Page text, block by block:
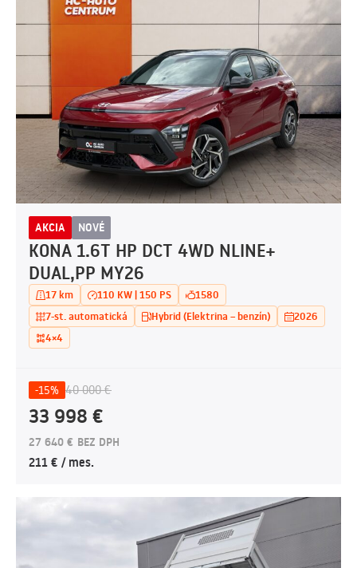
AKCIA NOVÉ
KONA 1.6T HP DCT 4WD NLINE+
DUAL,PP MY26
17 km 110 KW | 150 PS
1580
7-st. automatická
Hybrid (Elektrina – benzín)
2026
4×4
-15% 40 000 €
33 998 €
27 640 € BEZ DPH
211 € / mes.